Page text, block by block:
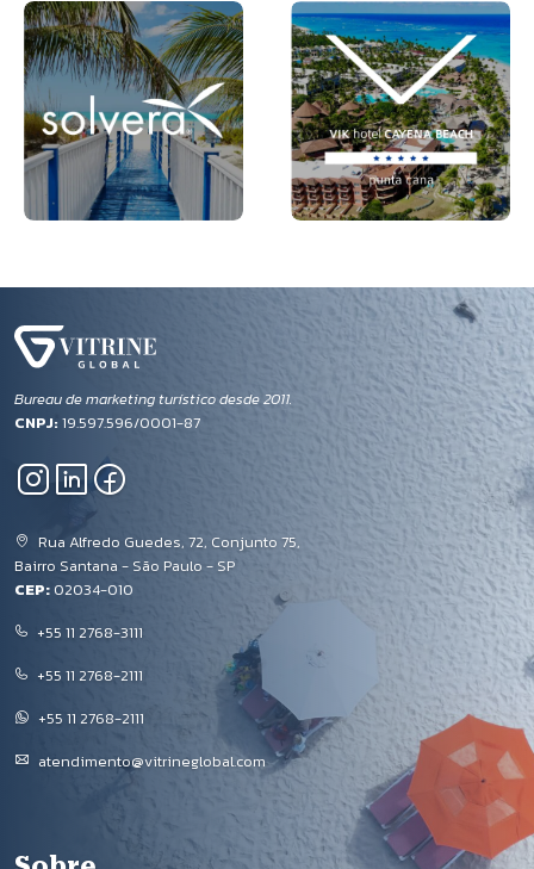
Bureau de marketing turístico desde 2011.
CNPJ:19.597.596/0001-87
Rua Alfredo Guedes, 72, Conjunto 75,
Bairro Santana - São Paulo - SP
CEP: 02034-010
+55 11 2768-3111
+55 11 2768-2111
+55 11 2768-2111
atendimento@vitrineglobal.com